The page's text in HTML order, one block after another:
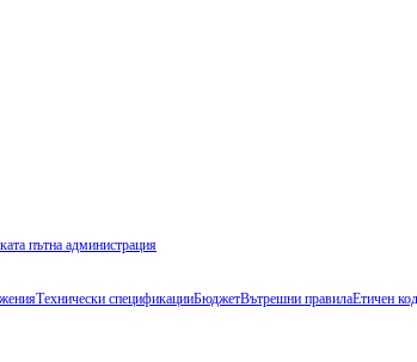
пътна администрация
Технически спецификацииБюджетВътрешни правилаЕтичен